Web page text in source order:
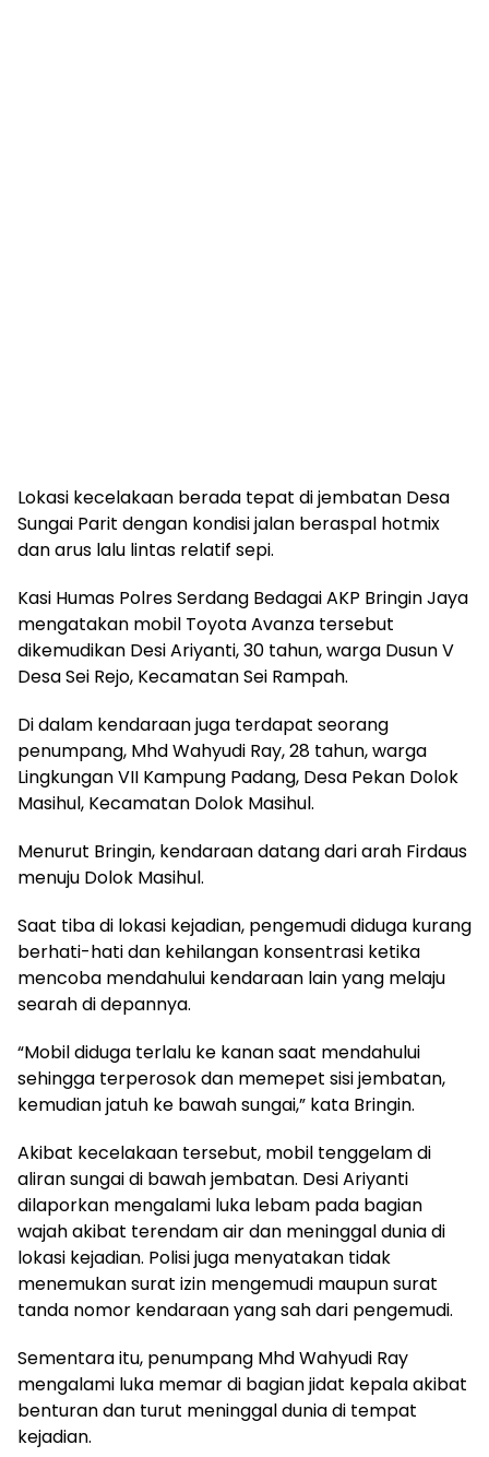
Lokasi kecelakaan berada tepat di jembatan Desa
Sungai Parit dengan kondisi jalan beraspal hotmix
dan arus lalu lintas relatif sepi.
Kasi Humas Polres Serdang Bedagai AKP Bringin Jaya
mengatakan mobil Toyota Avanza tersebut
dikemudikan Desi Ariyanti, 30 tahun, warga Dusun V
Desa Sei Rejo, Kecamatan Sei Rampah.
Di dalam kendaraan juga terdapat seorang
penumpang, Mhd Wahyudi Ray, 28 tahun, warga
Lingkungan VII Kampung Padang, Desa Pekan Dolok
Masihul, Kecamatan Dolok Masihul.
Menurut Bringin, kendaraan datang dari arah Firdaus
menuju Dolok Masihul.
Saat tiba di lokasi kejadian, pengemudi diduga kurang
berhati-hati dan kehilangan konsentrasi ketika
mencoba mendahului kendaraan lain yang melaju
searah di depannya.
“Mobil diduga terlalu ke kanan saat mendahului
sehingga terperosok dan memepet sisi jembatan,
kemudian jatuh ke bawah sungai,” kata Bringin.
Akibat kecelakaan tersebut, mobil tenggelam di
aliran sungai di bawah jembatan. Desi Ariyanti
dilaporkan mengalami luka lebam pada bagian
wajah akibat terendam air dan meninggal dunia di
lokasi kejadian. Polisi juga menyatakan tidak
menemukan surat izin mengemudi maupun surat
tanda nomor kendaraan yang sah dari pengemudi.
Sementara itu, penumpang Mhd Wahyudi Ray
mengalami luka memar di bagian jidat kepala akibat
benturan dan turut meninggal dunia di tempat
kejadian.